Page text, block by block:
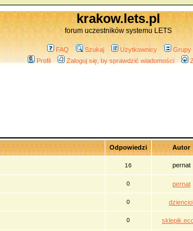
krakow.lets.pl
forum uczestników systemu LETS
FAQ Szukaj Użytkownicy
Grupy
Profil
Zaloguj się, by sprawdzić wiadomości
Odpowiedzi Autor
16 pernat
0 pernat
0 dzienciol
0